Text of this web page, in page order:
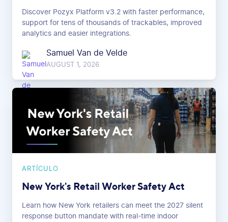
Discover Pozyx Platform v3.2 with faster performance,
support for tens of thousands of trackables, improved
analytics and easier integrations.
Samuel Van de Velde
AUGUST 1, 2026
ARTÍCULO
New York's Retail Worker Safety Act
Learn how New York retailers can meet the 2027 silent
response button mandate with real-time indoor